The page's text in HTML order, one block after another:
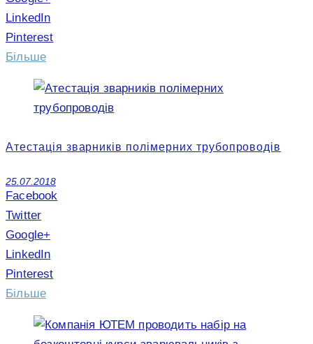
LinkedIn
Pinterest
Більше
Атестація зварників полімерних трубопроводів
25.07.2018
Facebook
Twitter
Google+
LinkedIn
Pinterest
Більше